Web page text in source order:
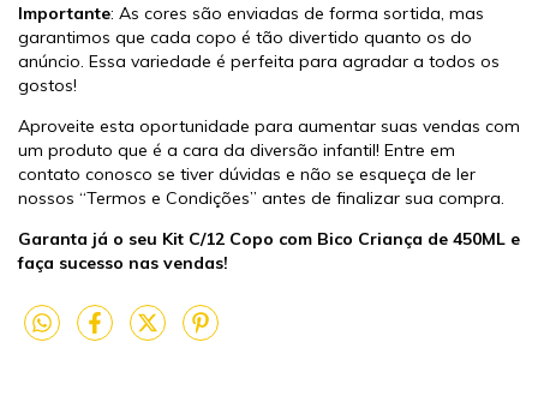
Importante: As cores são enviadas de forma sortida, mas
garantimos que cada copo é tão divertido quanto os do
anúncio. Essa variedade é perfeita para agradar a todos os
gostos!
Aproveite esta oportunidade para aumentar suas vendas com
um produto que é a cara da diversão infantil! Entre em
contato conosco se tiver dúvidas e não se esqueça de ler
nossos “Termos e Condições” antes de finalizar sua compra.
Garanta já o seu Kit C/12 Copo com Bico Criança de 450ML e
faça sucesso nas vendas!